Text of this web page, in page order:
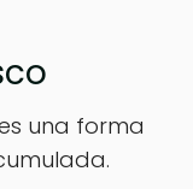
una forma